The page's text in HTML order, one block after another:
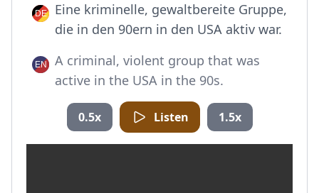
Eine kriminelle, gewaltbereite Gruppe,
die in den 90ern in den USA aktiv war.
A criminal, violent group that was
active in the USA in the 90s.
0.5x Listen 1.5x